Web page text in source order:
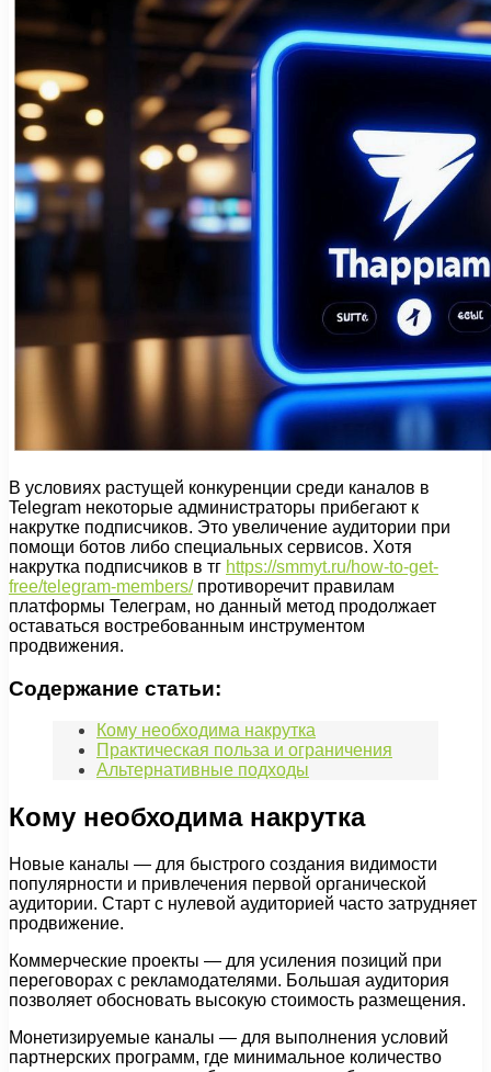
В условиях растущей конкуренции среди каналов в
Telegram некоторые администраторы прибегают к
накрутке подписчиков. Это увеличение аудитории при
помощи ботов либо специальных сервисов. Хотя
накрутка подписчиков в тг https://smmyt.ru/how-to-get-
free/telegram-members/противоречит правилам
платформы Телеграм, но данный метод продолжает
оставаться востребованным инструментом
продвижения.
Содержание статьи:
Кому необходима накрутка
Практическая польза и ограничения
Альтернативные подходы
Кому необходима накрутка
Новые каналы — для быстрого создания видимости
популярности и привлечения первой органической
аудитории. Старт с нулевой аудиторией часто затрудняет
продвижение.
Коммерческие проекты — для усиления позиций при
переговорах с рекламодателями. Большая аудитория
позволяет обосновать высокую стоимость размещения.
Монетизируемые каналы — для выполнения условий
партнерских программ, где минимальное количество